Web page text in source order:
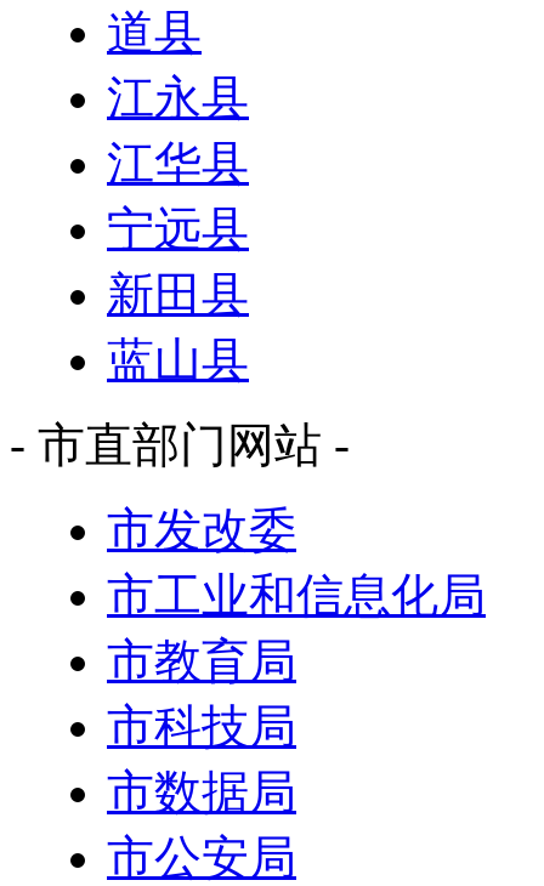
道县
江永县
江华县
宁远县
新田县
蓝山县
- 市直部门网站 -
市发改委
市工业和信息化局
市教育局
市科技局
市数据局
市公安局